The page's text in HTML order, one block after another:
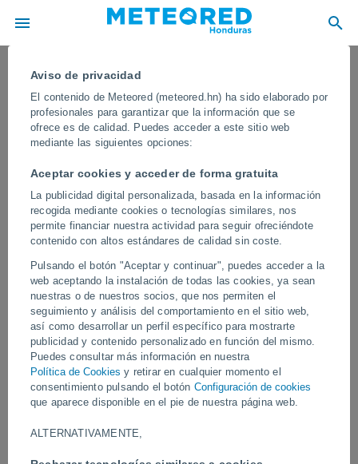
Aviso de privacidad
El contenido de Meteored (meteored.hn) ha sido elaborado por
profesionales para garantizar que la información que se
ofrece es de calidad. Puedes acceder a este sitio web
mediante las siguientes opciones:
Aceptar cookies y acceder de forma gratuita
La publicidad digital personalizada, basada en la información
recogida mediante cookies o tecnologías similares, nos
permite financiar nuestra actividad para seguir ofreciéndote
contenido con altos estándares de calidad sin coste.
Pulsando el botón "Aceptar y continuar", puedes acceder a la
web aceptando la instalación de todas las cookies, ya sean
nuestras o de nuestros socios, que nos permiten el
seguimiento y análisis del comportamiento en el sitio web,
así como desarrollar un perfil específico para mostrarte
publicidad y contenido personalizado en función del mismo.
Puedes consultar más información en nuestra
Política de Cookies y retirar en cualquier momento el
consentimiento pulsando el botón Configuración de cookies
que aparece disponible en el pie de nuestra página web.
ALTERNATIVAMENTE,
Registran una erupción
freatomagmática en el volcán Taal,
Filipinas
Es uno de los tipos de erupciones más explosivos, ya que el agua
que se convierte instantáneamente en vapor amplifica
masivamente la violencia de la explosión.
Vídeos
Hace 4 horas